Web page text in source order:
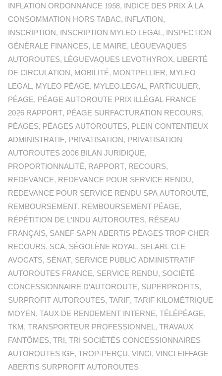
INFLATION ORDONNANCE 1958, INDICE DES PRIX À LA
CONSOMMATION HORS TABAC, INFLATION,
INSCRIPTION, INSCRIPTION MYLEO LEGAL, INSPECTION
GÉNÉRALE FINANCES, LE MAIRE, LÈGUEVAQUES
AUTOROUTES, LÈGUEVAQUES LEVOTHYROX, LIBERTÉ
DE CIRCULATION, MOBILITÉ, MONTPELLIER, MYLEO
LEGAL, MYLEO PÉAGE, MYLEO.LEGAL, PARTICULIER,
PÉAGE, PÉAGE AUTOROUTE PRIX ILLÉGAL FRANCE
2026 RAPPORT, PÉAGE SURFACTURATION RECOURS,
PÉAGES, PÉAGES AUTOROUTES, PLEIN CONTENTIEUX
ADMINISTRATIF, PRIVATISATION, PRIVATISATION
AUTOROUTES 2006 BILAN JURIDIQUE,
PROPORTIONNALITÉ, RAPPORT, RECOURS,
REDEVANCE, REDEVANCE POUR SERVICE RENDU,
REDEVANCE POUR SERVICE RENDU SPA AUTOROUTE,
REMBOURSEMENT, REMBOURSEMENT PÉAGE,
RÉPÉTITION DE L'INDU AUTOROUTES, RÉSEAU
FRANÇAIS, SANEF SAPN ABERTIS PÉAGES TROP CHER
RECOURS, SCA, SÉGOLÈNE ROYAL, SELARL CLE
AVOCATS, SÉNAT, SERVICE PUBLIC ADMINISTRATIF
AUTOROUTES FRANCE, SERVICE RENDU, SOCIÉTÉ
CONCESSIONNAIRE D'AUTOROUTE, SUPERPROFITS,
SURPROFIT AUTOROUTES,TARIF,TARIF KILOMÉTRIQUE
MOYEN,TAUX DE RENDEMENT INTERNE,TÉLÉPÉAGE,
TKM,TRANSPORTEUR PROFESSIONNEL,TRAVAUX
FANTÔMES,TRI,TRI SOCIÉTÉS CONCESSIONNAIRES
AUTOROUTES IGF,TROP-PERÇU,VINCI,VINCI EIFFAGE
ABERTIS SURPROFIT AUTOROUTES